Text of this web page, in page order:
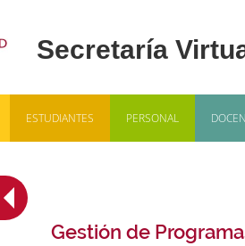
ESTUDIANTES PERSONAL
Gestión de